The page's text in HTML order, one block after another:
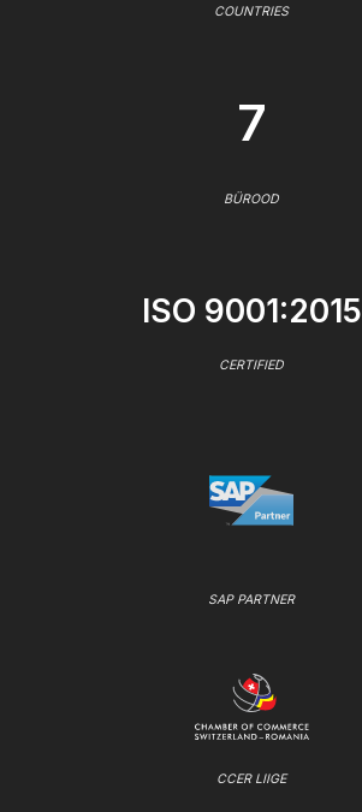
COUNTRIES
7
BÜROOD
ISO 9001:2015
CERTIFIED
SAP PARTNER
CCER LIIGE